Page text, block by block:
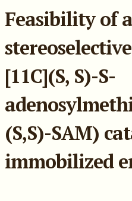
Feasibility of a
[11C](S, S)-S-
(S,S)-SAM)
immobilized